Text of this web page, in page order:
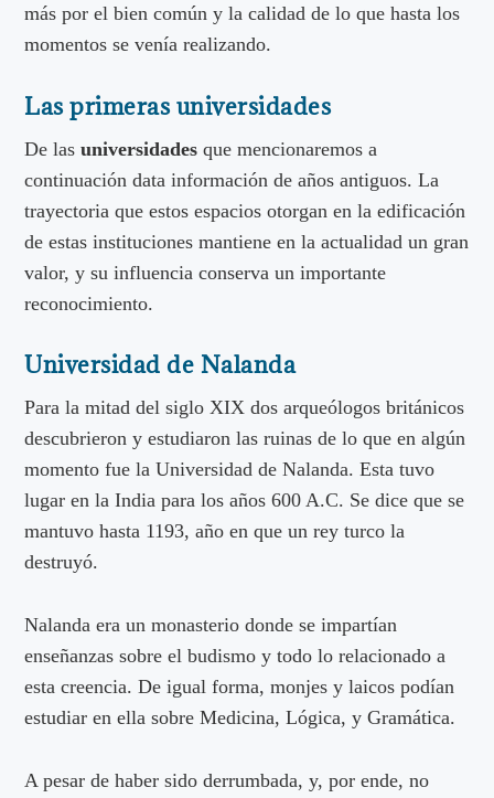
más por el bien común y la calidad de lo que hasta los
momentos se venía realizando.
Las primeras universidades
De lasuniversidadesque mencionaremos a
continuación data información de años antiguos. La
trayectoria que estos espacios otorgan en la edificación
de estas instituciones mantiene en la actualidad un gran
valor, y su influencia conserva un importante
reconocimiento.
Universidad de Nalanda
Para la mitad del siglo XIX dos arqueólogos británicos
descubrieron y estudiaron las ruinas de lo que en algún
momento fue la Universidad de Nalanda. Esta tuvo
lugar en la India para los años 600 A.C. Se dice que se
mantuvo hasta 1193, año en que un rey turco la
destruyó.
Nalanda era un monasterio donde se impartían
enseñanzas sobre el budismo y todo lo relacionado a
esta creencia. De igual forma, monjes y laicos podían
estudiar en ella sobre Medicina, Lógica, y Gramática.
A pesar de haber sido derrumbada, y, por ende, no